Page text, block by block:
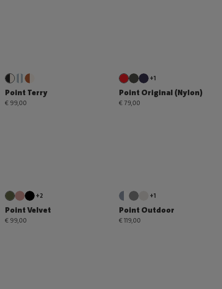
Point Terry
€ 99,00
+1
Point Original (Nylon)
€ 79,00
+2
Point Velvet
€ 99,00
+1
Point Outdoor
€ 119,00